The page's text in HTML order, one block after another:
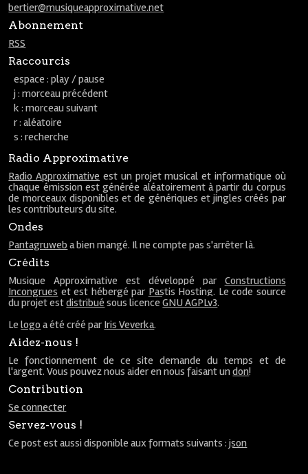
bertier@musiqueapproximative.net
Abonnement
RSS
Raccourcis
espace : play / pause
j : morceau précédent
k : morceau suivant
r : aléatoire
s : recherche
Radio Approximative
Radio Approximative est un projet musical et informatique où
chaque émission est générée aléatoirement à partir du corpus
de morceaux disponibles et de génériques et jingles créés par
les contributeurs du site.
Ondes
Pantagruweb a bien mangé. Il ne compte pas s'arrêter là.
Crédits
Musique Approximative est développé par Constructions
Incongrues et est hébergé par Pastis Hosting. Le code source
du projet estdistribué sous licenceGNU AGPLv3.
Lelogo a été créé par Iris Veverka.
Aidez-nous !
Le fonctionnement de ce site demande du temps et de
l'argent. Vous pouvez nous aider en nous faisant undon!
Contribution
Se connecter
Servez-vous !
Ce post est aussi disponible aux formats suivants :json